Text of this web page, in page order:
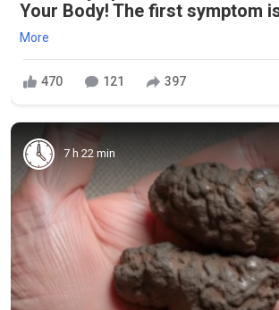
Your Body! The first symptom
More
470 121 397
7 h 22 min